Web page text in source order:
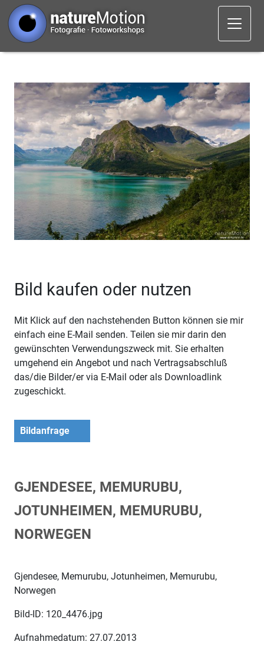
Bild kaufen oder nutzen
Mit Klick auf den nachstehenden Button können sie mir
einfach eine E-Mail senden. Teilen sie mir darin den
gewünschten Verwendungszweck mit. Sie erhalten
umgehend ein Angebot und nach Vertragsabschluß
das/die Bilder/er via E-Mail oder als Downloadlink
zugeschickt.
Bildanfrage
GJENDESEE, MEMURUBU,
JOTUNHEIMEN, MEMURUBU,
NORWEGEN
Gjendesee, Memurubu, Jotunheimen, Memurubu,
Norwegen
Bild-ID: 120_4476.jpg
Aufnahmedatum: 27.07.2013